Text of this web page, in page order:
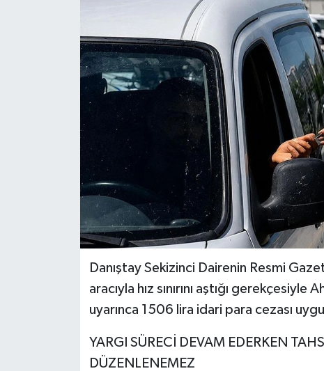
Danıştay Sekizinci Dairenin Resmi
aracıyla hız sınırını aştığı
uyarınca 1506 lira idari para cezası
YARGI SÜRECİ DEVAM EDERKEN
DÜZENLENEMEZ
OTOPARK